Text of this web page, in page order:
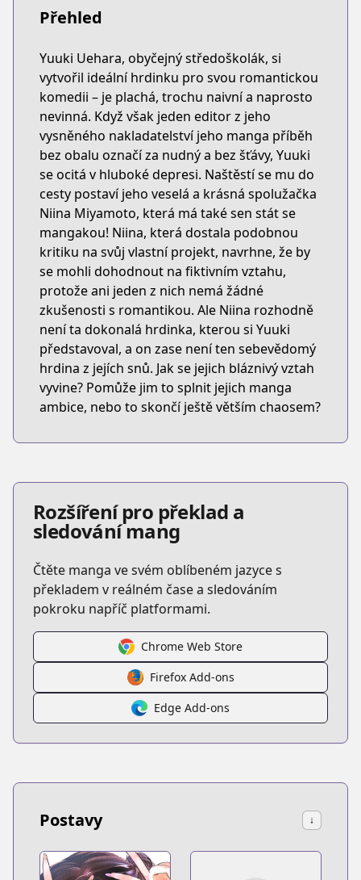
Přehled
Yuuki Uehara, obyčejný středoškolák, si
vytvořil ideální hrdinku pro svou romantickou
komedii – je plachá, trochu naivní a naprosto
nevinná. Když však jeden editor z jeho
vysněného nakladatelství jeho manga příběh
bez obalu označí za nudný a bez šťávy, Yuuki
se ocitá v hluboké depresi. Naštěstí se mu do
cesty postaví jeho veselá a krásná spolužačka
Niina Miyamoto, která má také sen stát se
mangakou! Niina, která dostala podobnou
kritiku na svůj vlastní projekt, navrhne, že by
se mohli dohodnout na fiktivním vztahu,
protože ani jeden z nich nemá žádné
zkušenosti s romantikou. Ale Niina rozhodně
není ta dokonalá hrdinka, kterou si Yuuki
představoval, a on zase není ten sebevědomý
hrdina z jejích snů. Jak se jejich bláznivý vztah
vyvine? Pomůže jim to splnit jejich manga
ambice, nebo to skončí ještě větším chaosem?
Rozšíření pro překlad a
sledování mang
Čtěte manga ve svém oblíbeném jazyce s
překladem v reálném čase a sledováním
pokroku napříč platformami.
Chrome Web Store
Firefox Add-ons
Edge Add-ons
Postavy ↓